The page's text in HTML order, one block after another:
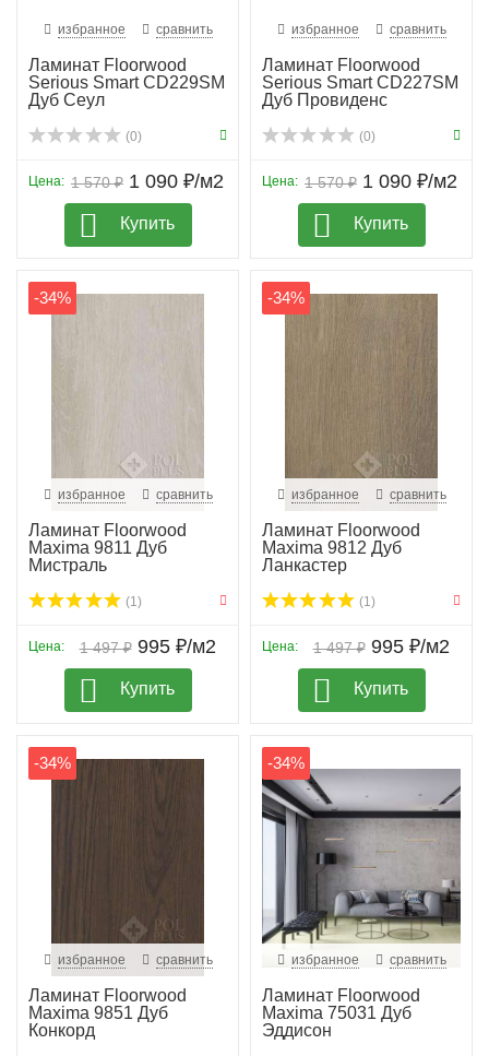
избранное сравнить
Ламинат Floorwood
Serious Smart CD229SM
Дуб Сеул
(0)
1 570 ₽
Цена: 1 090 ₽/м2
Купить
избранное сравнить
Ламинат Floorwood
Serious Smart CD227SM
Дуб Провиденс
(0)
1 570 ₽
Цена: 1 090 ₽/м2
Купить
-34%
избранное сравнить
Ламинат Floorwood
Maxima 9811 Дуб
Мистраль
(1)
1 497 ₽
Цена: 995 ₽/м2
Купить
-34%
избранное сравнить
Ламинат Floorwood
Maxima 9812 Дуб
Ланкастер
(1)
1 497 ₽
Цена: 995 ₽/м2
Купить
-34%
избранное сравнить
Ламинат Floorwood
Maxima 9851 Дуб
Конкорд
-34%
избранное сравнить
Ламинат Floorwood
Maxima 75031 Дуб
Эддисон